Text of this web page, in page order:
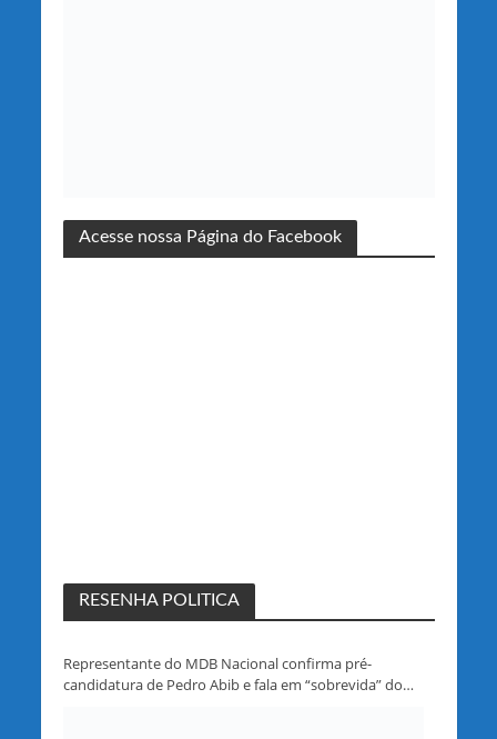
Acesse nossa Página do Facebook
RESENHA POLITICA
Representante do MDB Nacional confirma pré-
candidatura de Pedro Abib e fala em “sobrevida” do